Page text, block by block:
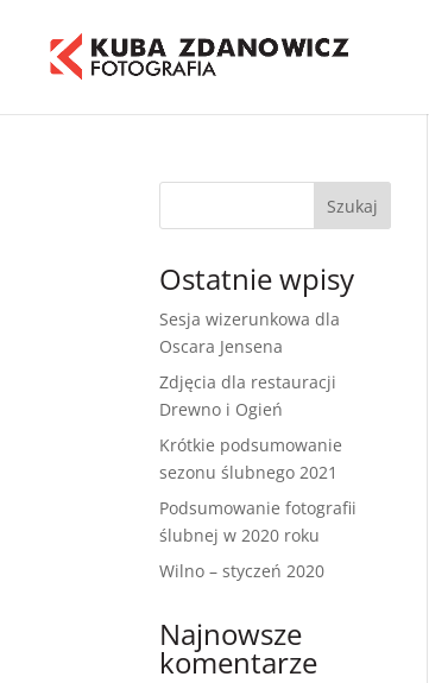
Ostatnie wpisy
Sesja wizerunkowa dla
Oscara Jensena
Zdjęcia dla restauracji
Drewno i Ogień
Krótkie podsumowanie
sezonu ślubnego 2021
Podsumowanie fotografii
ślubnej w 2020 roku
Wilno – styczeń 2020
Najnowsze
komentarze